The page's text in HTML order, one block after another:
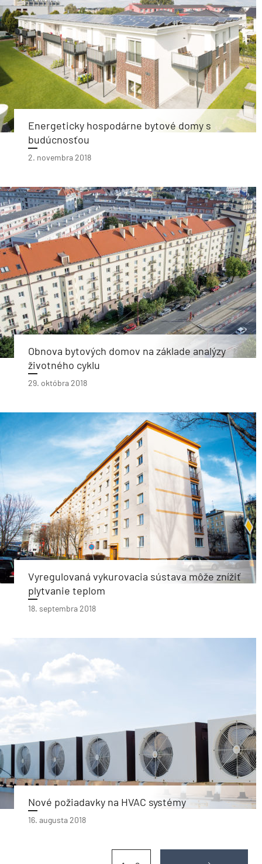
Energeticky hospodárne bytové domy s
budúcnosťou
2. novembra 2018
Obnova bytových domov na základe analýzy
životného cyklu
29. októbra 2018
Vyregulovaná vykurovacia sústava môže znížiť
plytvanie teplom
18. septembra 2018
Nové požiadavky na HVAC systémy
16. augusta 2018